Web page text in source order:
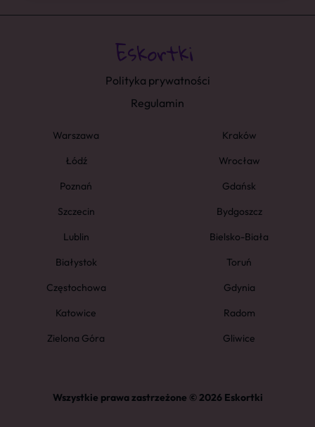
Polityka prywatności
Regulamin
Warszawa
Kraków
Łódź
Wrocław
Poznań
Gdańsk
Szczecin
Bydgoszcz
Lublin
Bielsko-Biała
Białystok
Toruń
Częstochowa
Gdynia
Katowice
Radom
Zielona Góra
Gliwice
Wszystkie prawa zastrzeżone © 2026 Eskortki